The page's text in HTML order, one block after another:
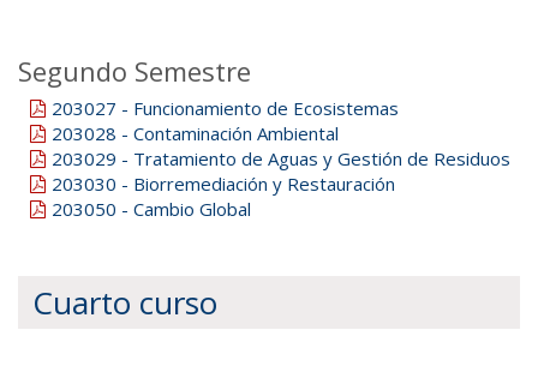
Segundo Semestre
203027 - Funcionamiento de Ecosistemas
203028 - Contaminación Ambiental
203029 - Tratamiento de Aguas y Gestión de Residuos
203030 - Biorremediación y Restauración
203050 - Cambio Global
Cuarto curso